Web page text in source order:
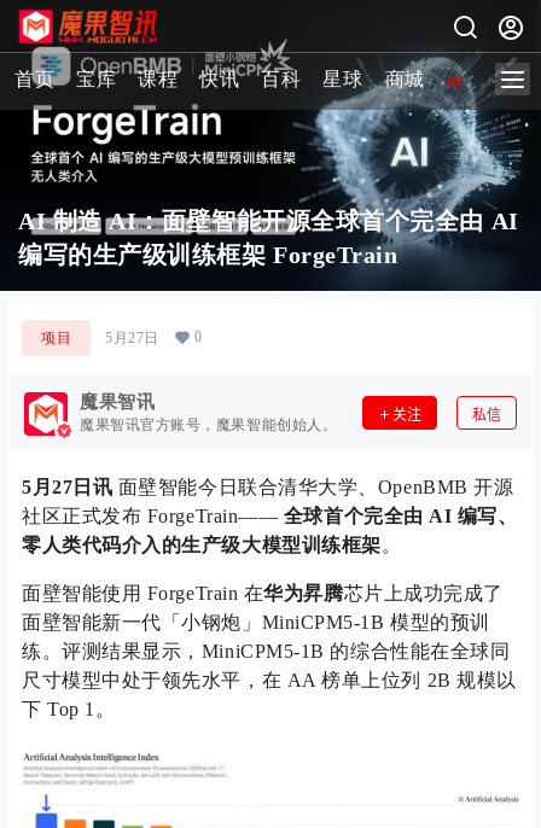
首页 宝库 课程 快讯 百科 星球 商城 image-2
AI 制造 AI：面壁智能开源全球首个完全由 AI
编写的生产级训练框架 ForgeTrain
项目 5月27日 0
魔果智讯
魔果智讯官方账号，魔果智能创始人。
关注 私信
5月27日讯 面壁智能今日联合清华大学、OpenBMB 开源
社区正式发布 ForgeTrain—— 全球首个完全由 AI 编写、
零人类代码介入的生产级大模型训练框架。
面壁智能使用 ForgeTrain 在华为昇腾芯片上成功完成了
面壁智能新一代「小钢炮」MiniCPM5-1B 模型的预训
练。评测结果显示，MiniCPM5-1B 的综合性能在全球同
尺寸模型中处于领先水平，在 AA 榜单上位列 2B 规模以
下 Top 1。